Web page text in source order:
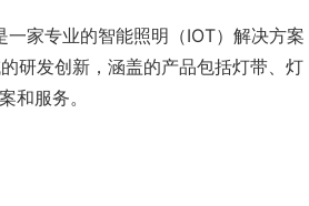
家专业的智能照明（IOT）解决方案
研发创新，涵盖的产品包括灯带、灯
和服务。